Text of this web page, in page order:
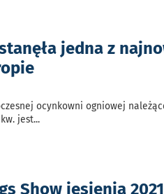
jedna z
ocynkowni ogniowej
jest...
Show jesienią